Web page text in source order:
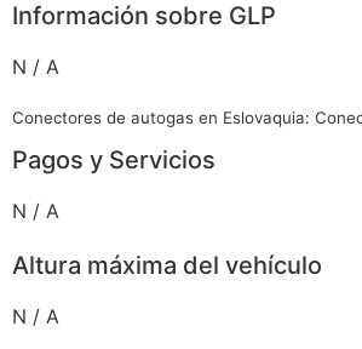
Información sobre GLP
N / A
Conectores de autogas en Eslovaquia:
Pagos y Servicios
N / A
Altura máxima del vehículo
N / A